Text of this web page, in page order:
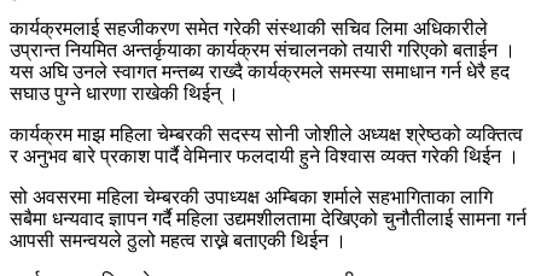
कार्यक्रमलाई सहजीकरण समेत गरेकी संस्थाकी सचिव लिमा अधिकारीले
उप्रान्त नियमित अन्तर्कृयाका कार्यक्रम संचालनको तयारी गरिएको बताईन ।
यस अघि उनले स्वागत मन्तब्य राख्दै कार्यक्रमले समस्या समाधान गर्न धेरै हद
सघाउ पुग्ने धारणा राखेकी थिईन् ।
कार्यक्रम माझ महिला चेम्बरकी सदस्य सोनी जोशीले अध्यक्ष श्रेष्ठको व्यक्तित्व
र अनुभव बारे प्रकाश पार्दै वेमिनार फलदायी हुने विश्वास व्यक्त गरेकी थिईन ।
सो अवसरमा महिला चेम्बरकी उपाध्यक्ष अम्बिका शर्माले सहभागिताका लागि
सबैमा धन्यवाद ज्ञापन गर्दै महिला उद्यमशीलतामा देखिएको चुनौतीलाई सामना गर्न
आपसी समन्वयले ठुलो महत्व राख्ने बताएकी थिईन ।